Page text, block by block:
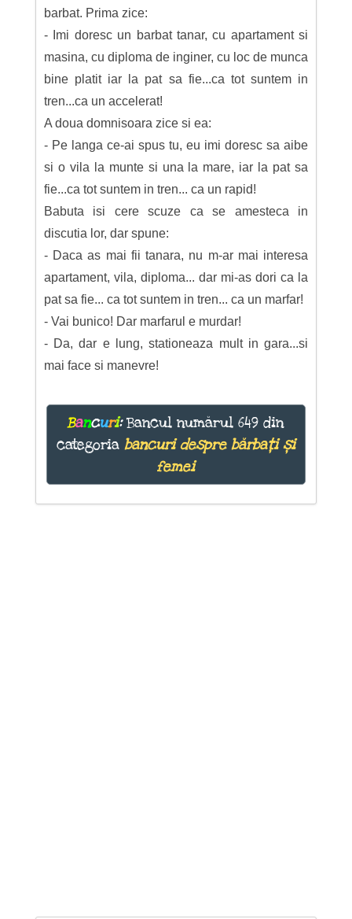
barbat. Prima zice:
- Imi doresc un barbat tanar, cu apartament si
masina, cu diploma de inginer, cu loc de munca
bine platit iar la pat sa fie...ca tot suntem in
tren...ca un accelerat!
A doua domnisoara zice si ea:
- Pe langa ce-ai spus tu, eu imi doresc sa aibe
si o vila la munte si una la mare, iar la pat sa
fie...ca tot suntem in tren... ca un rapid!
Babuta isi cere scuze ca se amesteca in
discutia lor, dar spune:
- Daca as mai fii tanara, nu m-ar mai interesa
apartament, vila, diploma... dar mi-as dori ca la
pat sa fie... ca tot suntem in tren... ca un marfar!
- Vai bunico! Dar marfarul e murdar!
- Da, dar e lung, stationeaza mult in gara...si
mai face si manevre!
Bancuri:Bancul numărul 649 din
categoria bancuri despre bărbați și
femei